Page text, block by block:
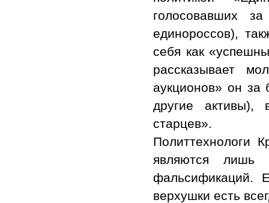
голосовавших
единороссов),
себя как
рассказывает
аукционов» он за
другие активы),
старцев».
Политтехнологи
являются
фальсификаций.
верхушки есть